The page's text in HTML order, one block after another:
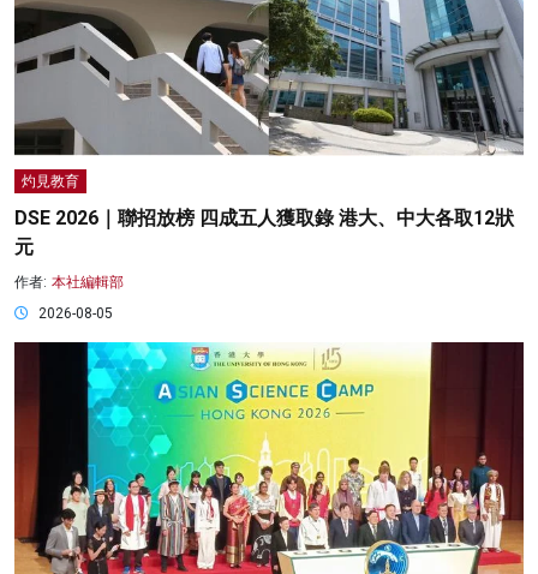
灼見教育
DSE 2026｜聯招放榜 四成五人獲取錄 港大、中大各取12狀
元
作者: 本社編輯部
2026-08-05